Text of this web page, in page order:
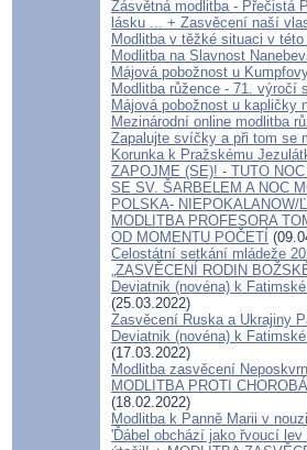
Zásvětná modlitba - Přečistá
lásku ... + Zasvěcení naší
Modlitba v těžké situaci v
Modlitba na Slavnost
Májová pobožnost u
Modlitba růžence - 71. výročí
Májová pobožnost u kapličky
Mezinárodní online modlitba
Zapalujte svíčky a při tom se
Korunka k Pražskému
ZAPOJME (SE)! - TUTO
SE SV. ŠARBELEM A NOC
POLSKA- NIEPOKALANOW/
MODLITBA PROFESORA
OD MOMENTU POČETÍ
Celostátní setkání mládeže
„ZASVĚCENÍ RODIN
Deviatnik (novéna) k
(25.03.2022)
Zasvěcení Ruska a Ukrajiny
Deviatnik (novéna) k
(17.03.2022)
Modlitba zasvěcení
MODLITBA PROTI
(18.02.2022)
Modlitba k Panně Marii v
'Ďábel obchází jako řvoucí